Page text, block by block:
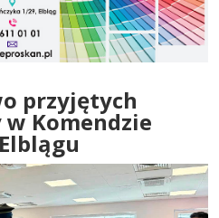
przyjętych
Komendzie